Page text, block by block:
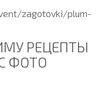
zagotovki/plum-
РЕЦЕПТЫ
ФОТО